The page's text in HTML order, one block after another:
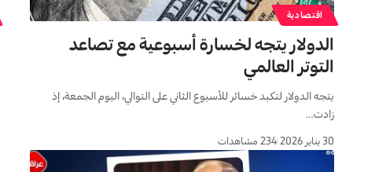
اقتصادية
الدولار يتجه لخسارة أسبوعية مع تصاعد
التوتر العالمي
يتجه الدولار لتكبد خسائر للأسبوع الثاني على التوالي، اليوم الجمعة، إذ
زادت…
30 يناير 2026 234 مشاهدات